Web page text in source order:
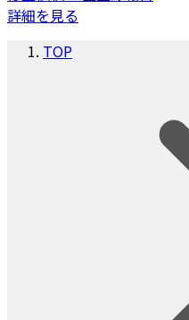
詳細を見る
TOP